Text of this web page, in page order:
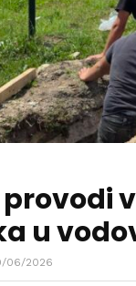
u
06/2026